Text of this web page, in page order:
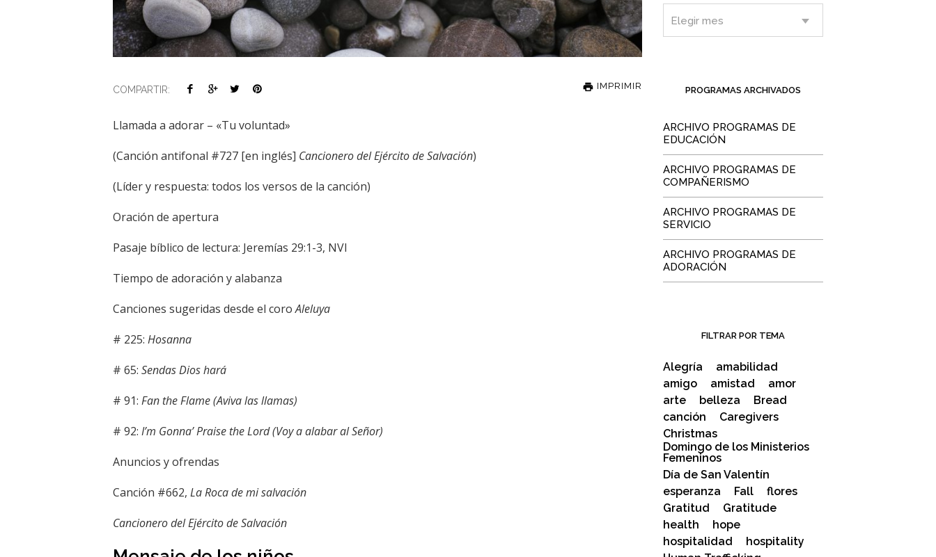
COMPARTIR: IMPRIMIR
Llamada a adorar – «Tu voluntad»
(Canción antifonal #727 [en inglés] Cancionero del Ejército de Salvación)
(Líder y respuesta: todos los versos de la canción)
Oración de apertura
Pasaje bíblico de lectura: Jeremías 29:1-3, NVI
Tiempo de adoración y alabanza
Canciones sugeridas desde el coroAleluya
# 225: Hosanna
# 65: Sendas Dios hará
# 91: Fan the Flame (Aviva las llamas)
# 92: I’m Gonna’ Praise the Lord (Voy a alabar al Señor)
Anuncios y ofrendas
Canción #662, La Roca de mi salvación
Cancionero del Ejército de Salvación
PROGRAMAS ARCHIVADOS
ARCHIVO PROGRAMAS DE
EDUCACIÓN
ARCHIVO PROGRAMAS DE
COMPAÑERISMO
ARCHIVO PROGRAMAS DE
SERVICIO
ARCHIVO PROGRAMAS DE
ADORACIÓN
FILTRAR POR TEMA
Alegría
amabilidad
amigo
amistad
amor
arte
belleza
Bread
canción
Caregivers
Christmas
Domingo de los Ministerios
Femeninos
Día de San Valentín
esperanza
Fall
flores
Gratitud
Gratitude
health
hope
hospitalidad
hospitality